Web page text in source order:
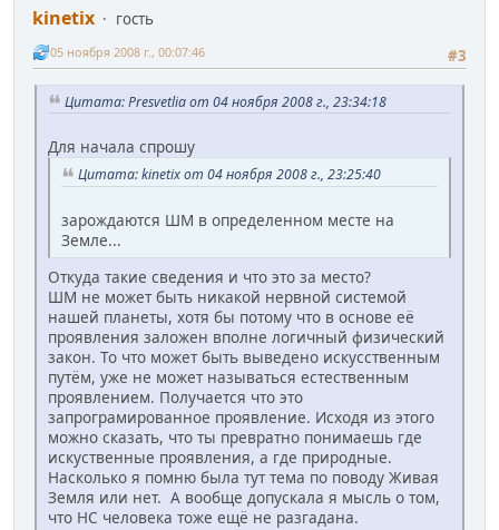
kinetix
гость
#3
05 ноября 2008 г., 00:07:46
Цитата: Presvetlia от 04 ноября 2008 г., 23:34:18
Для начала спрошу
Цитата: kinetix от 04 ноября 2008 г., 23:25:40
зарождаются ШМ в определенном месте на
Земле...
Откуда такие сведения и что это за место?
ШМ не может быть никакой нервной системой
нашей планеты, хотя бы потому что в основе её
проявления заложен вполне логичный физический
закон. То что может быть выведено искусственным
путём, уже не может называться естественным
проявлением. Получается что это
запрограмированное проявление. Исходя из этого
можно сказать, что ты превратно понимаешь где
искуственные проявления, а где природные.
Насколько я помню была тут тема по поводу Живая
Земля или нет. А вообще допускала я мысль о том,
что НС человека тоже ещё не разгадана.